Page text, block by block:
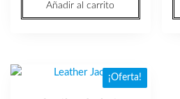
Añadir al carrito
¡Oferta!